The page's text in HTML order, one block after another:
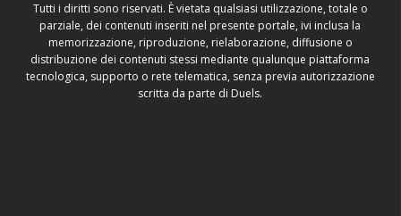
Tutti i diritti sono riservati. È vietata qualsiasi utilizzazione, totale o
parziale, dei contenuti inseriti nel presente portale, ivi inclusa la
memorizzazione, riproduzione, rielaborazione, diffusione o
distribuzione dei contenuti stessi mediante qualunque piattaforma
tecnologica, supporto o rete telematica, senza previa autorizzazione
scritta da parte di Duels.